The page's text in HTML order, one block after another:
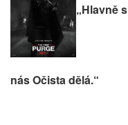
„Hlavně
nás Očista dělá.“